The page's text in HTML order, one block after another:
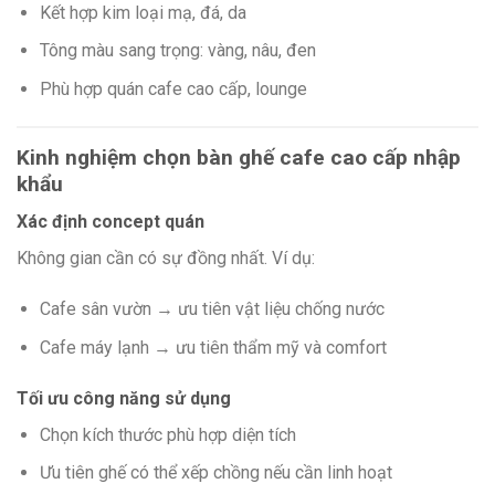
Kết hợp kim loại mạ, đá, da
Tông màu sang trọng: vàng, nâu, đen
Phù hợp quán cafe cao cấp, lounge
Kinh nghiệm chọn bàn ghế cafe cao cấp nhập
khẩu
Xác định concept quán
Không gian cần có sự đồng nhất. Ví dụ:
Cafe sân vườn → ưu tiên vật liệu chống nước
Cafe máy lạnh → ưu tiên thẩm mỹ và comfort
Tối ưu công năng sử dụng
Chọn kích thước phù hợp diện tích
Ưu tiên ghế có thể xếp chồng nếu cần linh hoạt